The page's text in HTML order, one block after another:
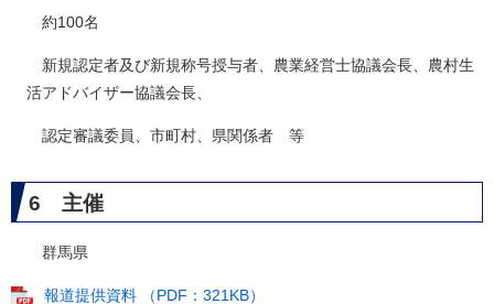
約100名
新規認定者及び新規称号授与者、農業経営士協議会長、農村生
活アドバイザー協議会長、
認定審議委員、市町村、県関係者 等
6 主催
群馬県
報道提供資料 （PDF：321KB）